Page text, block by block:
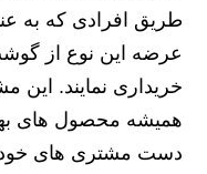
طریق افرادی که به
عرضه این نوع از
خریداری نمایند.
همیشه محصول های
دست مشتری های